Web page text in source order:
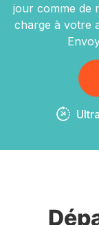
jour comme de
charge à votre